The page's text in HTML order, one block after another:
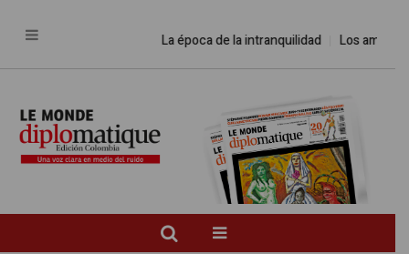
La época de la intranquilidad Los amos